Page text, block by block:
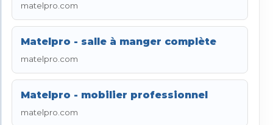
matelpro.com
Matelpro - salle à manger complète
matelpro.com
Matelpro - mobilier professionnel
matelpro.com